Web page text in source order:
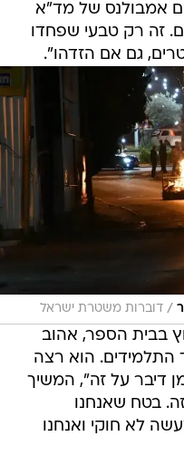
אמבולנס של מד"א
זה רק טבעי שפחדו
גם אם הזדהו".
/ דוברות משטרת ישראל
בבית הספר, אהוב
התלמידים. הוא רצה
דיבר על זה", המשיך
בטח שאנחנו
לא חוקי ואנחנו